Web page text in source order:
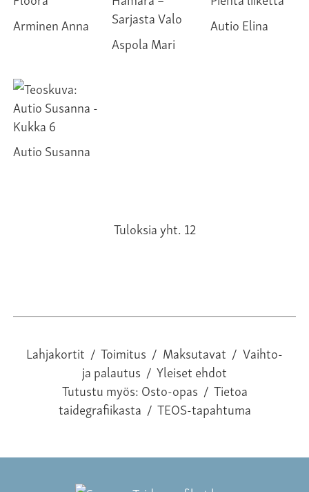
Arminen Anna
Aspola Mari
Autio Elina
Autio Susanna
Tuloksia yht. 12
Lahjakortit / Toimitus / Maksutavat / Vaihto-
ja palautus / Yleiset ehdot
Tutustu myös:Osto-opas / Tietoa
taidegrafiikasta / TEOS-tapahtuma